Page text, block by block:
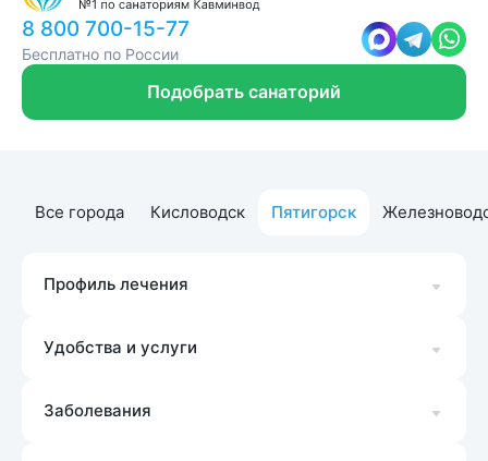
8 800 700-15-77
Бесплатно по России
Подобрать санаторий
Все города Кисловодск Пятигорск
Профиль лечения
Удобства и услуги
Заболевания